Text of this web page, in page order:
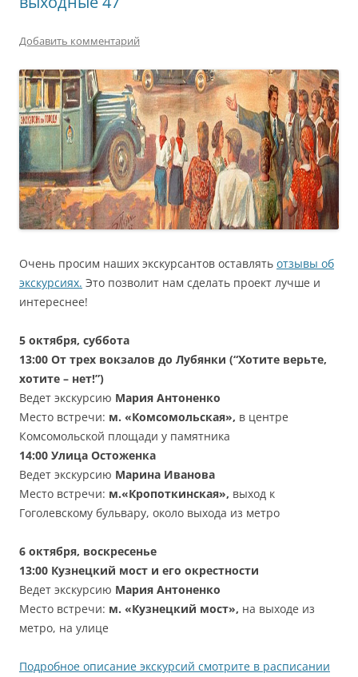
Добавить комментарий
Очень просим наших экскурсантов оставлять отзывы об
экскурсиях. Это позволит нам сделать проект лучше и
интереснее!
5 октября, суббота
13:00 От трех вокзалов до Лубянки (“Хотите верьте,
хотите – нет!”)
Ведет экскурсию Мария Антоненко
Место встречи: м. «Комсомольская», в центре
Комсомольской площади у памятника
14:00 Улица Остоженка
Ведет экскурсию Марина Иванова
Место встречи: м.«Кропоткинская», выход к
Гоголевскому бульвару, около выхода из метро
6 октября, воскресенье
13:00 Кузнецкий мост и его окрестности
Ведет экскурсию Мария Антоненко
Место встречи: м. «Кузнецкий мост», на выходе из
метро, на улице
Подробное описание экскурсий смотрите в расписании